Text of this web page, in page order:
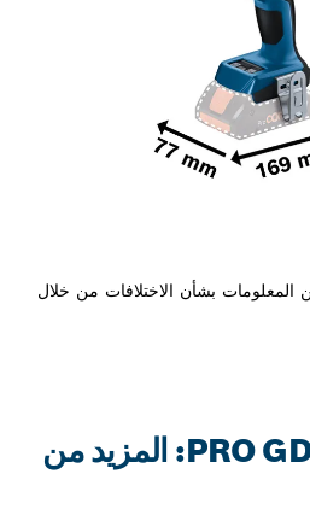
بشأن الاختلافات من خلال
PRO GDS 18V-450 PC: المزيد من